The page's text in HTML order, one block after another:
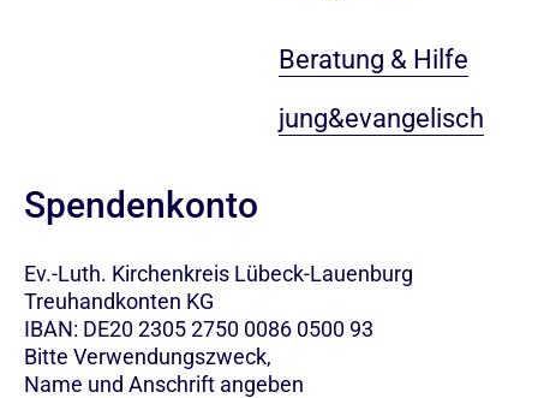
Beratung & Hilfe
jung&evangelisch
Spendenkonto
Ev.-Luth. Kirchenkreis Lübeck-Lauenburg
Treuhandkonten KG
IBAN: DE20 2305 2750 0086 0500 93
Bitte Verwendungszweck,
Name und Anschrift angeben